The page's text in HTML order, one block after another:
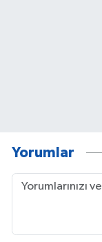
Yorumlar